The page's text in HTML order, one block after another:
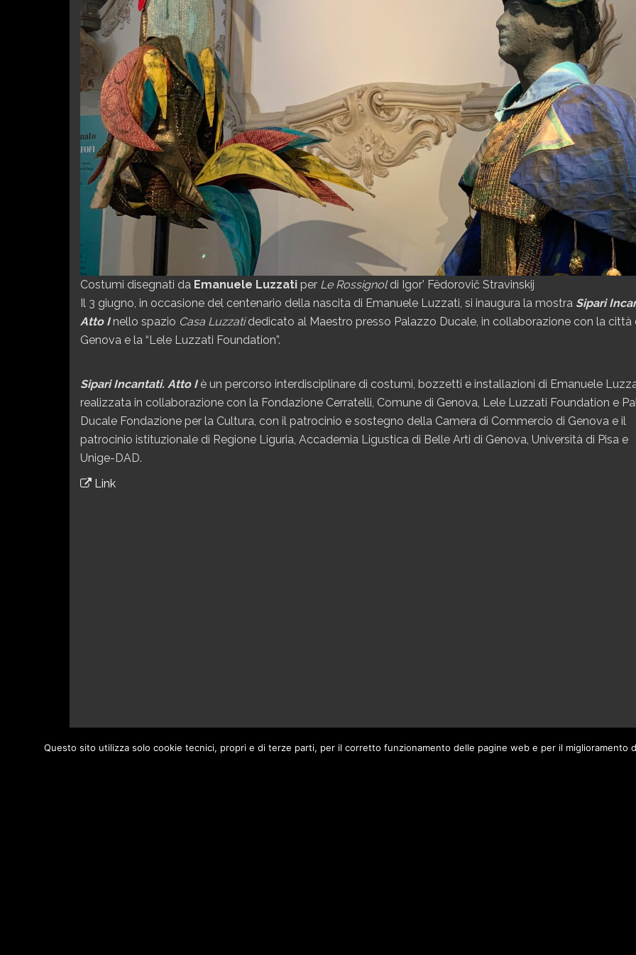
Costumi disegnati da Emanuele Luzzati per Le Rossignoldi Igor’ Fëdorovič Stravinskij
Il 3 giugno, in occasione del centenario della nascita di Emanuele Luzzati, si inaugura la mostra Sipari
Atto I nello spazio Casa Luzzatidedicato al Maestro presso Palazzo Ducale, in collaborazione con la città
Genova e la “Lele Luzzati Foundation”.
Sipari Incantati. Atto I è un percorso interdisciplinare di costumi, bozzetti e installazioni di Emanuele
realizzata in collaborazione con la Fondazione Cerratelli, Comune di Genova, Lele Luzzati Foundation e
Ducale Fondazione per la Cultura, con il patrocinio e sostegno della Camera di Commercio di Genova e il
patrocinio istituzionale di Regione Liguria, Accademia Ligustica di Belle Arti di Genova, Università di Pisa e
Unige-DAD.
Link
Questo sito utilizza solo cookie tecnici, propri e di terze parti, per il corretto funzionamento delle pagine web e per il miglioramento